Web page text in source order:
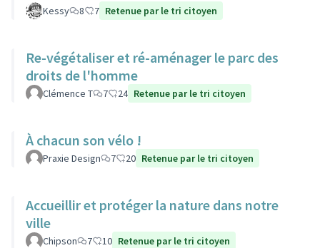
Kessy 8 7 Retenue par le tri citoyen
Re-végétaliser et ré-aménager le parc des
droits de l'homme
Clémence T 7 24 Retenue par le tri citoyen
À chacun son vélo !
Praxie Design 7 20 Retenue par le tri citoyen
Accueillir et protéger la nature dans notre
ville
Chipson 7 10 Retenue par le tri citoyen